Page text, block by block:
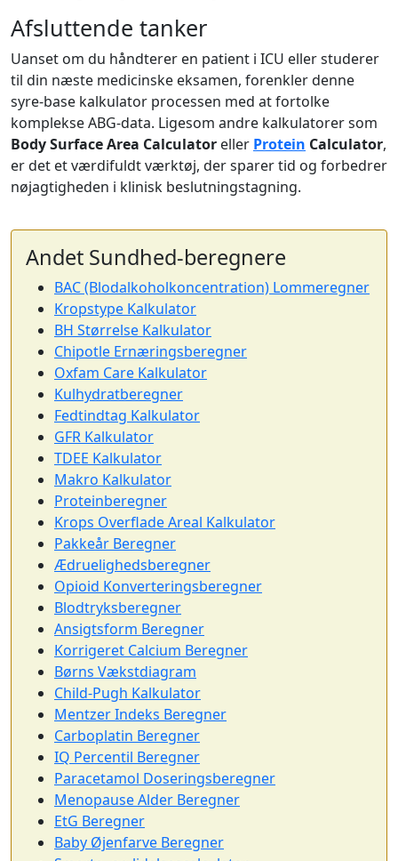
Afsluttende tanker
Uanset om du håndterer en patient i ICU eller studerer
til din næste medicinske eksamen, forenkler denne
syre-base kalkulator processen med at fortolke
komplekse ABG-data. Ligesom andre kalkulatorer som
Body Surface Area Calculator eller Protein Calculator,
er det et værdifuldt værktøj, der sparer tid og forbedrer
nøjagtigheden i klinisk beslutningstagning.
Andet Sundhed-beregnere
BAC (Blodalkoholkoncentration) Lommeregner
Kropstype Kalkulator
BH Størrelse Kalkulator
Chipotle Ernæringsberegner
Oxfam Care Kalkulator
Kulhydratberegner
Fedtindtag Kalkulator
GFR Kalkulator
TDEE Kalkulator
Makro Kalkulator
Proteinberegner
Krops Overflade Areal Kalkulator
Pakkeår Beregner
Ædruelighedsberegner
Opioid Konverteringsberegner
Blodtryksberegner
Ansigtsform Beregner
Korrigeret Calcium Beregner
Børns Vækstdiagram
Child-Pugh Kalkulator
Mentzer Indeks Beregner
Carboplatin Beregner
IQ Percentil Beregner
Paracetamol Doseringsberegner
Menopause Alder Beregner
EtG Beregner
Baby Øjenfarve Beregner